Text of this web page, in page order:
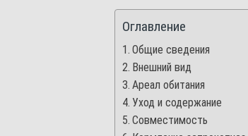
Оглавление
Общие сведения
Внешний вид
Ареал обитания
Уход и содержание
Совместимость